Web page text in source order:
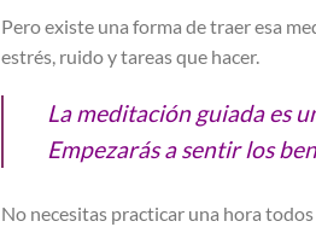
Pero existe una forma de traer esa
estrés, ruido y tareas que hacer.
La meditación guiada es
Empezarás a sentir los
No necesitas practicar una hora